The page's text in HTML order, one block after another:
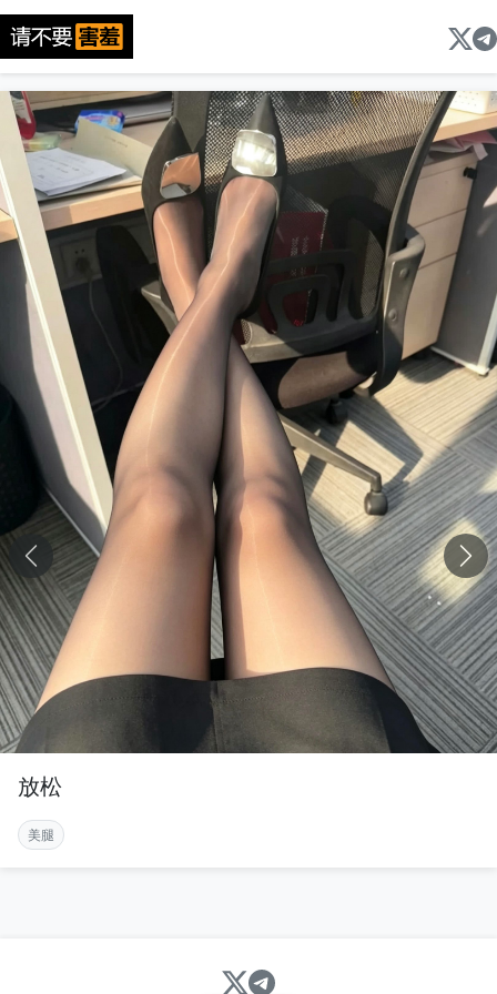
放松
美腿